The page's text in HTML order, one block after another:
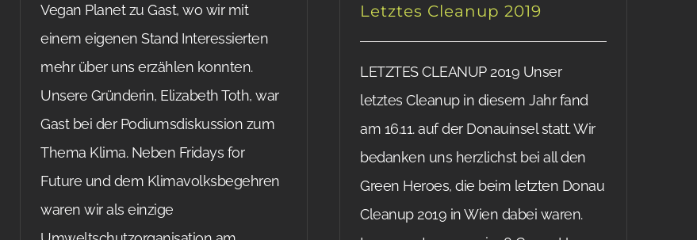
Vegan Planet zu Gast, wo wir mit
einem eigenen Stand Interessierten
mehr über uns erzählen konnten.
Unsere Gründerin, Elizabeth Toth, war
Gast bei der Podiumsdiskussion zum
Thema Klima. Neben Fridays for
Future und dem Klimavolksbegehren
waren wir als einzige
Letztes Cleanup 2019
LETZTES CLEANUP 2019 Unser
letztes Cleanup in diesem Jahr fand
am 16.11. auf der Donauinsel statt. Wir
bedanken uns herzlichst bei all den
Green Heroes, die beim letzten Donau
Cleanup 2019 in Wien dabei waren.